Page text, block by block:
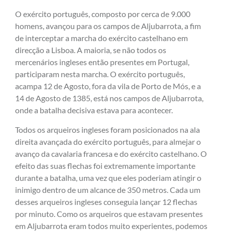
O exército português, composto por cerca de 9.000
homens, avançou para os campos de Aljubarrota, a fim
de interceptar a marcha do exército castelhano em
direcção a Lisboa. A maioria, se não todos os
mercenários ingleses então presentes em Portugal,
participaram nesta marcha. O exército português,
acampa 12 de Agosto, fora da vila de Porto de Mós, e a
14 de Agosto de 1385, está nos campos de Aljubarrota,
onde a batalha decisiva estava para acontecer.
Todos os arqueiros ingleses foram posicionados na ala
direita avançada do exército português, para almejar o
avanço da cavalaria francesa e do exército castelhano. O
efeito das suas flechas foi extremamente importante
durante a batalha, uma vez que eles poderiam atingir o
inimigo dentro de um alcance de 350 metros. Cada um
desses arqueiros ingleses conseguia lançar 12 flechas
por minuto. Como os arqueiros que estavam presentes
em Aljubarrota eram todos muito experientes, podemos